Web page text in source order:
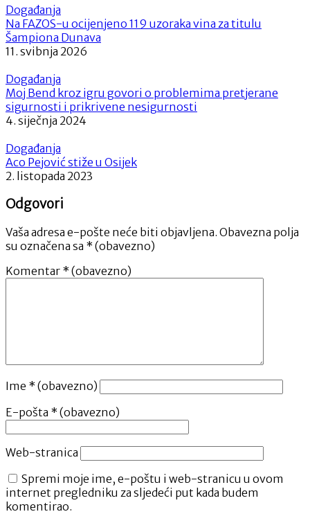
Događanja
Na FAZOS-u ocijenjeno 119 uzoraka vina za titulu
Šampiona Dunava
11. svibnja 2026
Događanja
Moj Bend kroz igru govori o problemima pretjerane
sigurnosti i prikrivene nesigurnosti
4. siječnja 2024
Događanja
Aco Pejović stiže u Osijek
2. listopada 2023
Odgovori
Vaša adresa e-pošte neće biti objavljena. Obavezna polja
su označena sa * (obavezno)
Komentar * (obavezno)
Ime * (obavezno)
E-pošta * (obavezno)
Web-stranica
Spremi moje ime, e-poštu i web-stranicu u ovom
internet pregledniku za sljedeći put kada budem
komentirao.